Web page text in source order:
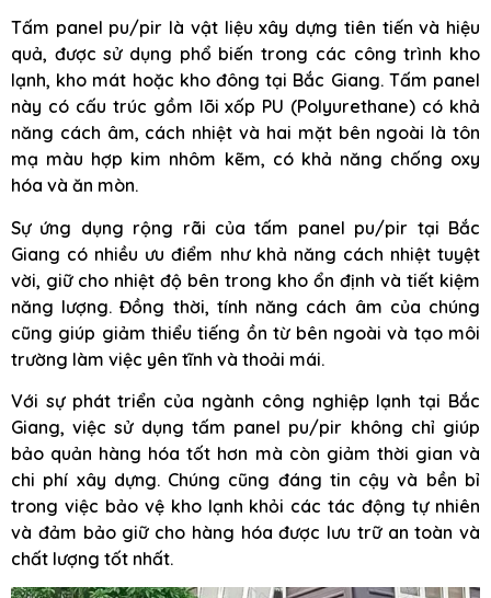
Tấm panel pu/pir là vật liệu xây dựng tiên tiến và hiệu
quả, được sử dụng phổ biến trong các công trình kho
lạnh, kho mát hoặc kho đông tại Bắc Giang. Tấm panel
này có cấu trúc gồm lõi xốp PU (Polyurethane) có khả
năng cách âm, cách nhiệt và hai mặt bên ngoài là tôn
mạ màu hợp kim nhôm kẽm, có khả năng chống oxy
hóa và ăn mòn.
Sự ứng dụng rộng rãi của tấm panel pu/pir tại Bắc
Giang có nhiều ưu điểm như khả năng cách nhiệt tuyệt
vời, giữ cho nhiệt độ bên trong kho ổn định và tiết kiệm
năng lượng. Đồng thời, tính năng cách âm của chúng
cũng giúp giảm thiểu tiếng ồn từ bên ngoài và tạo môi
trường làm việc yên tĩnh và thoải mái.
Với sự phát triển của ngành công nghiệp lạnh tại Bắc
Giang, việc sử dụng tấm panel pu/pir không chỉ giúp
bảo quản hàng hóa tốt hơn mà còn giảm thời gian và
chi phí xây dựng. Chúng cũng đáng tin cậy và bền bỉ
trong việc bảo vệ kho lạnh khỏi các tác động tự nhiên
và đảm bảo giữ cho hàng hóa được lưu trữ an toàn và
chất lượng tốt nhất.